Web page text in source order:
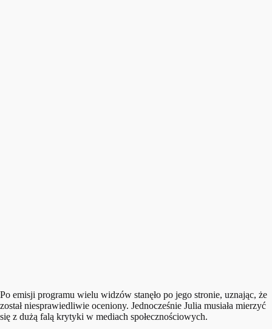
Po emisji programu wielu widzów stanęło po jego stronie, uznając, że
został niesprawiedliwie oceniony. Jednocześnie Julia musiała mierzyć
się z dużą falą krytyki w mediach społecznościowych.